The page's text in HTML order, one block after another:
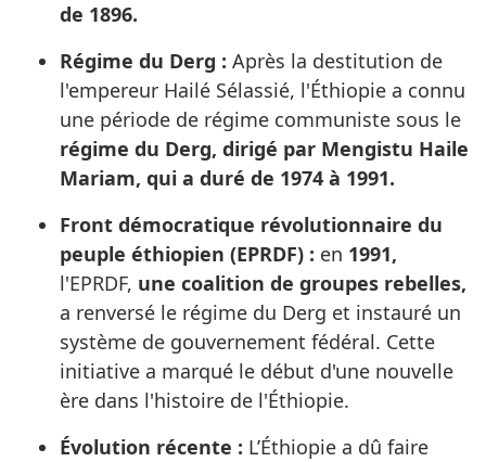
de 1896.
Régime du Derg : Après la destitution de
l'empereur Hailé Sélassié, l'Éthiopie a connu
une période de régime communiste sous le
régime du Derg, dirigé par Mengistu Haile
Mariam, qui a duré de 1974 à 1991.
Front démocratique révolutionnaire du
peuple éthiopien (EPRDF) : en 1991,
l'EPRDF, une coalition de groupes rebelles,
a renversé le régime du Derg et instauré un
système de gouvernement fédéral. Cette
initiative a marqué le début d'une nouvelle
ère dans l'histoire de l'Éthiopie.
Évolution récente : L’Éthiopie a dû faire